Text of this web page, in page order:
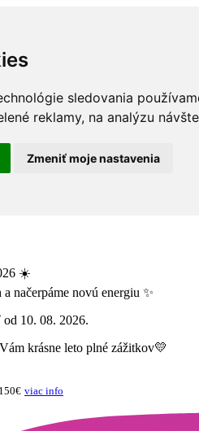
sledovania
reklamy, na analýzu
Zmeniť moje nastavenia
☀️
načerpáme novú energiu ✨
10. 08. 2026.
krásne leto plné zážitkov💛
viac info